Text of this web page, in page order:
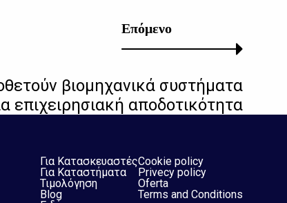
Επόμενο
βιομηχανικά συστήματα
επιχειρησιακή αποδοτικότητα
Για Κατασκευαστές
Για Καταστήματα
Τιμολόγηση
Blog
Cookie policy
Privecy policy
Oferta
Terms and Conditions